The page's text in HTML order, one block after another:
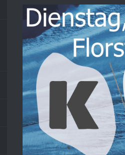
View
Larger
Image